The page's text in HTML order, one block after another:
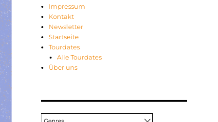
Impressum
Kontakt
Newsletter
Startseite
Tourdates
Alle Tourdates
Über uns